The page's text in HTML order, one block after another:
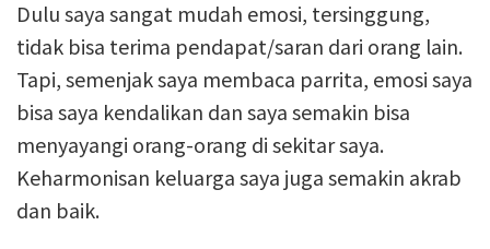
Dulu saya sangat mudah emosi, tersinggung,
tidak bisa terima pendapat/saran dari orang lain.
Tapi, semenjak saya membaca parrita, emosi saya
bisa saya kendalikan dan saya semakin bisa
menyayangi orang-orang di sekitar saya.
Keharmonisan keluarga saya juga semakin akrab
dan baik.